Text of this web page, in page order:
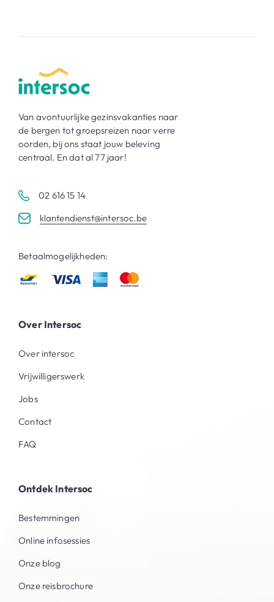
Van avontuurlijke gezinsvakanties naar
de bergen tot groepsreizen naar verre
oorden, bij ons staat jouw beleving
centraal. En dat al 77 jaar!
02 616 15 14
klantendienst@intersoc.be
Betaalmogelijkheden:
Over Intersoc
Over intersoc
Vrijwilligerswerk
Jobs
Contact
FAQ
Ontdek Intersoc
Bestemmingen
Online infosessies
Onze blog
Onze reisbrochure